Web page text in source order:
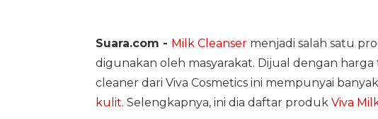
Suara.com - Milk Cleansermenjadi salah satu
digunakan oleh masyarakat. Dijual dengan
cleaner dari Viva Cosmetics ini mempunyai
kulit. Selengkapnya, ini dia daftar produk Viva